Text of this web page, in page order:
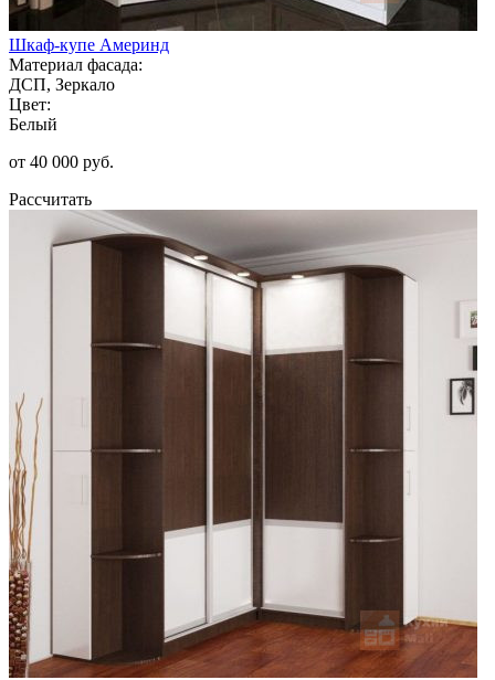
Шкаф-купе Америнд
Материал фасада:
ДСП, Зеркало
Цвет:
Белый
от 40 000 руб.
Рассчитать